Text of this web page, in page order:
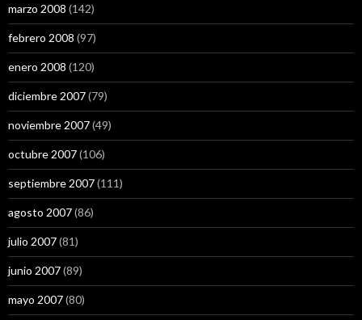
marzo 2008 (142)
febrero 2008 (97)
enero 2008 (120)
diciembre 2007(79)
noviembre 2007(49)
octubre 2007(106)
septiembre 2007(111)
agosto 2007(86)
julio 2007(81)
junio 2007(89)
mayo 2007(80)